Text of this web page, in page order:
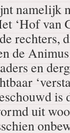
namelijk
‘Hof van
rechters,
de
en
is
uit